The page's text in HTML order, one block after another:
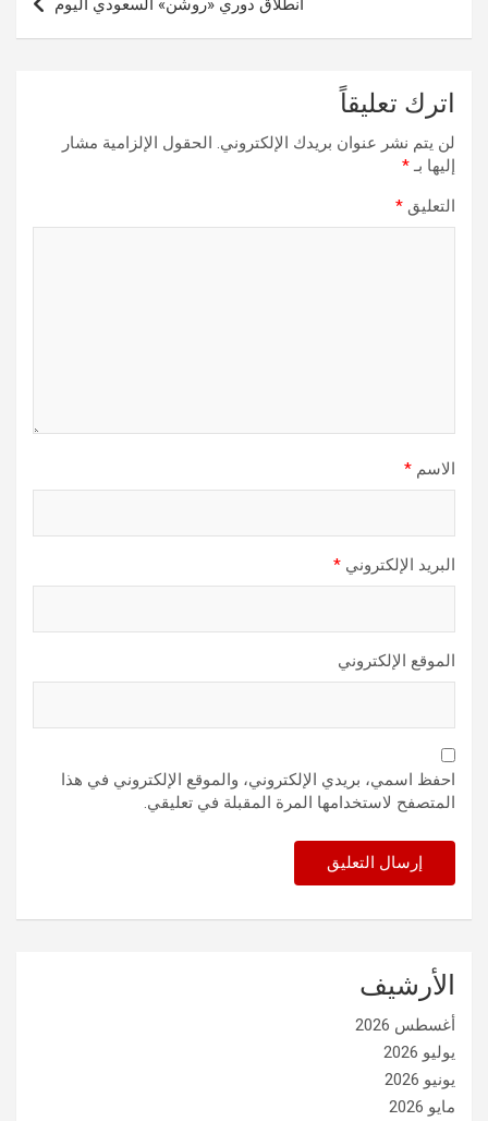
انطلاق دوري «روشن» السعودي اليوم
اترك تعليقاً
لن يتم نشر عنوان بريدك الإلكتروني. الحقول الإلزامية مشار
إليها بـ*
التعليق *
الاسم *
البريد الإلكتروني *
الموقع الإلكتروني
احفظ اسمي، بريدي الإلكتروني، والموقع الإلكتروني في هذا
المتصفح لاستخدامها المرة المقبلة في تعليقي.
الأرشيف
أغسطس 2026
يوليو 2026
يونيو 2026
مايو 2026